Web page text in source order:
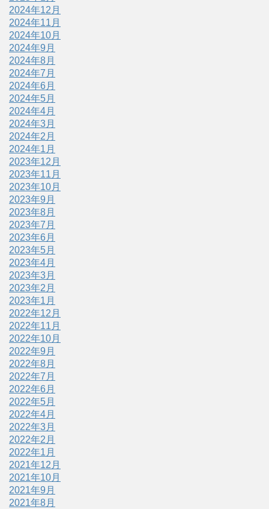
2024年12月
2024年11月
2024年10月
2024年9月
2024年8月
2024年7月
2024年6月
2024年5月
2024年4月
2024年3月
2024年2月
2024年1月
2023年12月
2023年11月
2023年10月
2023年9月
2023年8月
2023年7月
2023年6月
2023年5月
2023年4月
2023年3月
2023年2月
2023年1月
2022年12月
2022年11月
2022年10月
2022年9月
2022年8月
2022年7月
2022年6月
2022年5月
2022年4月
2022年3月
2022年2月
2022年1月
2021年12月
2021年10月
2021年9月
2021年8月